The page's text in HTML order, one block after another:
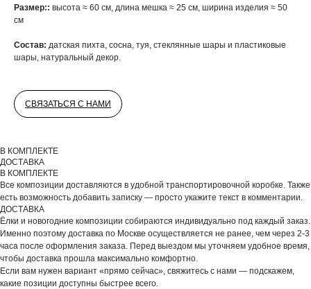
Размер:: высота ≈ 60 см, длина мешка ≈ 25 см, ширина изделия ≈ 50
см
Состав: датская пихта, сосна, туя, стеклянные шары и пластиковые
шары, натуральный декор.
СВЯЗАТЬСЯ С НАМИ
В КОМПЛЕКТЕ
ДОСТАВКА
В КОМПЛЕКТЕ
Все композиции доставляются в удобной транспортировочной коробке. Также
есть возможность добавить записку — просто укажите текст в комментарии.
ДОСТАВКА
Ёлки и новогодние композиции собираются индивидуально под каждый заказ.
Именно поэтому доставка по Москве осуществляется не ранее, чем через 2-3
часа после оформления заказа. Перед выездом мы уточняем удобное время,
чтобы доставка прошла максимально комфортно.
Если вам нужен вариант «прямо сейчас», свяжитесь с нами — подскажем,
какие позиции доступны быстрее всего.
ДОБАВЬТЕ ПОДАРОК